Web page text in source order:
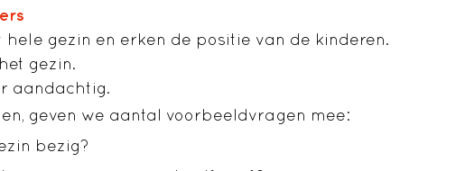
gezin en erken de positie van de kinderen.
gezin.
aandachtig.
geven we aantal voorbeeldvragen mee:
bezig?